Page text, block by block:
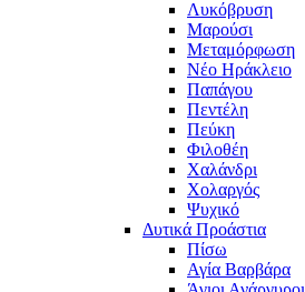
Λυκόβρυση
Μαρούσι
Μεταμόρφωση
Νέο Ηράκλειο
Παπάγου
Πεντέλη
Πεύκη
Φιλοθέη
Χαλάνδρι
Χολαργός
Ψυχικό
Δυτικά Προάστια
Πίσω
Αγία Βαρβάρα